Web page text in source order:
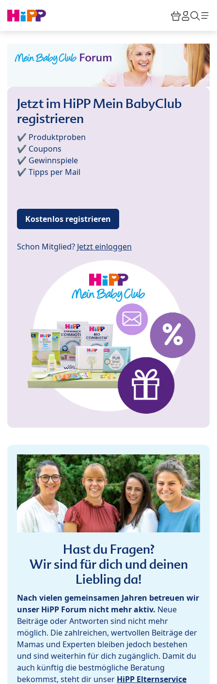
HiPP
Jetzt im HiPP Mein BabyClub
registrieren
✔️ Produktproben
✔️ Coupons
✔️ Gewinnspiele
✔️ Tipps per Mail
Kostenlos registrieren
Schon Mitglied? Jetzt einloggen
Hast du Fragen?
Wir sind für dich und deinen
Liebling da!
Nach vielen gemeinsamen Jahren betreuen wir
unser HiPP Forum nicht mehr aktiv. Neue
Beiträge oder Antworten sind nicht mehr
möglich. Die zahlreichen, wertvollen Beiträge der
Mamas und Experten bleiben jedoch bestehen
und sind weiterhin für dich zugänglich. Damit du
auch künftig die bestmögliche Beratung
bekommst, steht dir unser HiPP Elternservice